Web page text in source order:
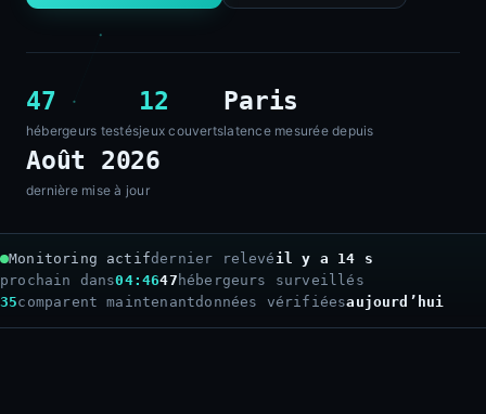
47
hébergeurs testés
12
jeux couverts
Paris
latence mesurée depuis
Août 2026
dernière mise à jour
Monitoring actifdernier relevé il y a 16 s
prochain dans04:4447 hébergeurs surveillés
35comparent maintenantdonnées vérifiéesaujourd’hui